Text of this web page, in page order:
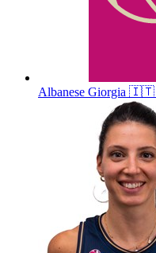
Albanese Giorgia 🇮🇹